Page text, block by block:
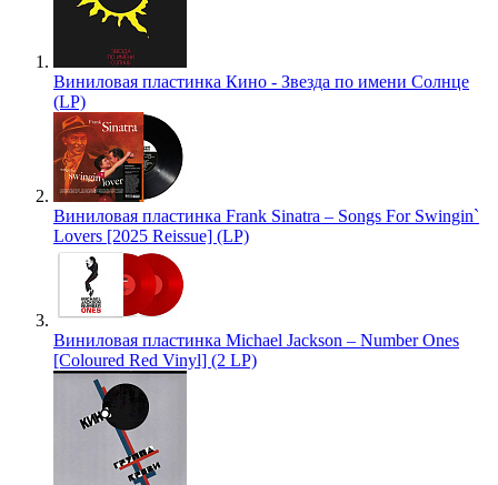
Виниловая пластинка Кино - Звезда по имени Солнце
(LP)
Виниловая пластинка Frank Sinatra – Songs For Swingin`
Lovers [2025 Reissue] (LP)
Виниловая пластинка Michael Jackson – Number Ones
[Coloured Red Vinyl] (2 LP)